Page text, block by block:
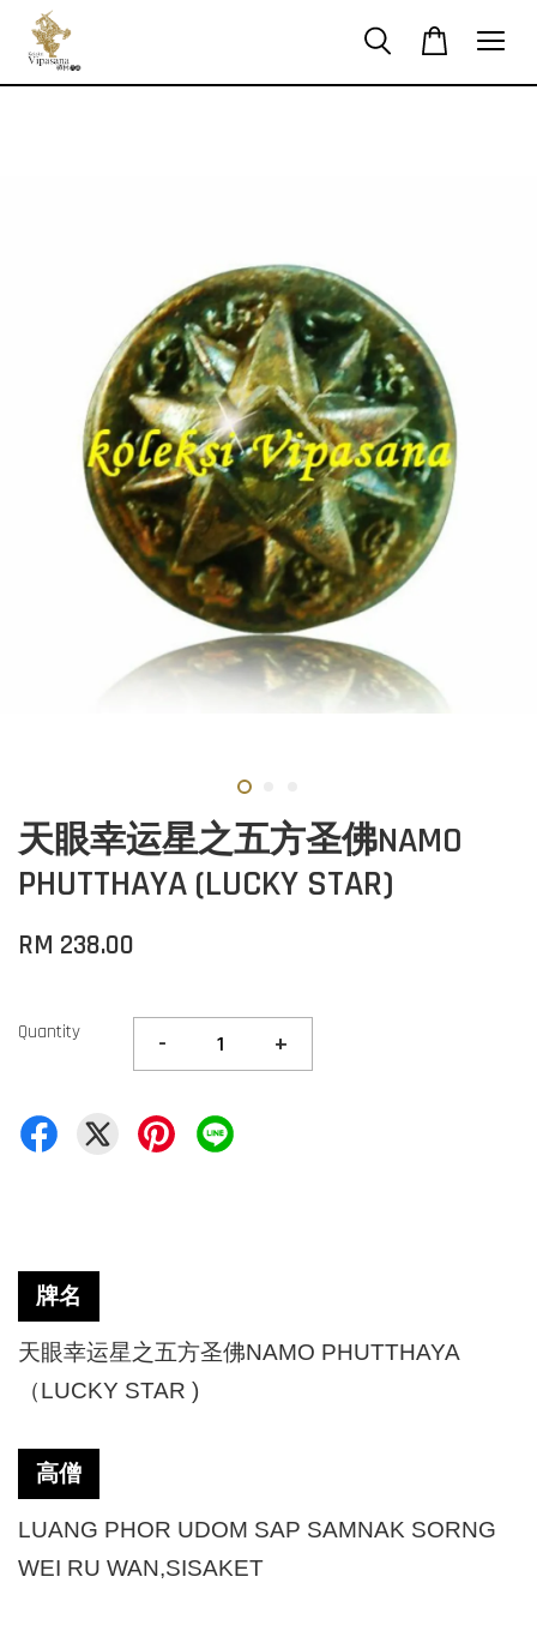
天眼幸运星之五方圣佛NAMO
PHUTTHAYA (LUCKY STAR)
RM 238.00
Quantity - +
牌名
天眼幸运星之五方圣佛NAMO PHUTTHAYA
（LUCKY STAR )
高僧
LUANG PHOR UDOM SAP SAMNAK SORNG
WEI RU WAN,SISAKET